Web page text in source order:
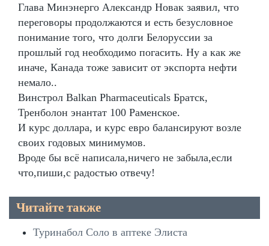
Глава Минэнерго Александр Новак заявил, что
переговоры продолжаются и есть безусловное
понимание того, что долги Белоруссии за
прошлый год необходимо погасить. Ну а как же
иначе, Канада тоже зависит от экспорта нефти
немало..
Винстрол Balkan Pharmaceuticals Братск,
Тренболон энантат 100 Раменское.
И курс доллара, и курс евро балансируют возле
своих годовых минимумов.
Вроде бы всё написала,ничего не забыла,если
что,пиши,с радостью отвечу!
Читайте также
Туринабол Соло в аптеке Элиста